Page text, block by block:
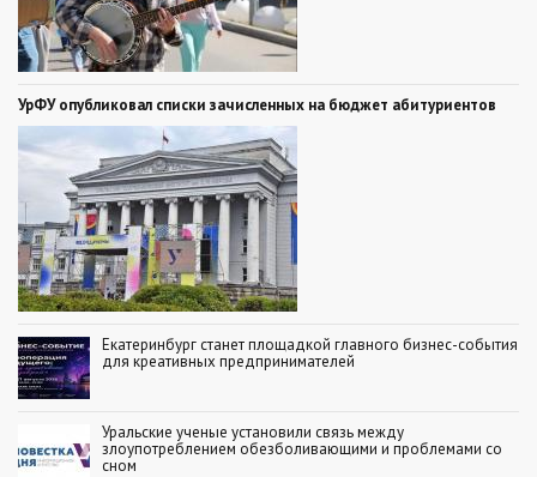
УрФУ опубликовал списки зачисленных на бюджет абитуриентов
Екатеринбург станет площадкой главного бизнес-события
для креативных предпринимателей
Уральские ученые установили связь между
злоупотреблением обезболивающими и проблемами со
сном